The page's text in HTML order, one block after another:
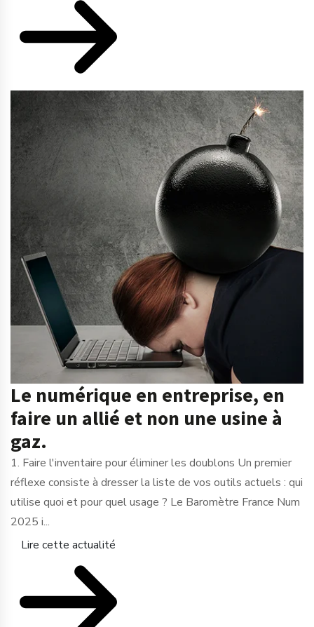
Le numérique en entreprise, en
faire un allié et non une usine à
gaz.
1. Faire l'inventaire pour éliminer les doublons Un premier
réflexe consiste à dresser la liste de vos outils actuels : qui
utilise quoi et pour quel usage ? Le Baromètre France Num
2025 i...
Lire cette actualité